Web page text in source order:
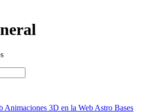
Animaciones 3D en la Web Astro Bases